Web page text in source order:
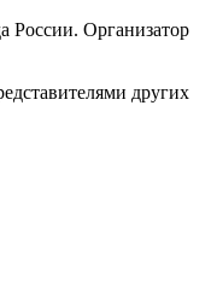
России. Организатор
других